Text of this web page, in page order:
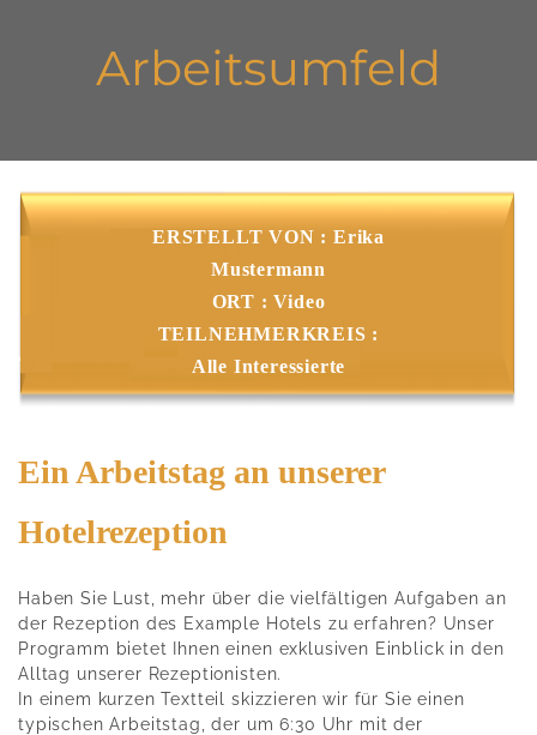
Arbeitsumfeld
ERSTELLT VON : Erika
Mustermann
ORT : Video
TEILNEHMERKREIS :
Alle Interessierte
Ein Arbeitstag an unserer
Hotelrezeption
Haben Sie Lust, mehr über die vielfältigen Aufgaben an
der Rezeption des Example Hotels zu erfahren? Unser
Programm bietet Ihnen einen exklusiven Einblick in den
Alltag unserer Rezeptionisten.
In einem kurzen Textteil skizzieren wir für Sie einen
typischen Arbeitstag, der um 6:30 Uhr mit der